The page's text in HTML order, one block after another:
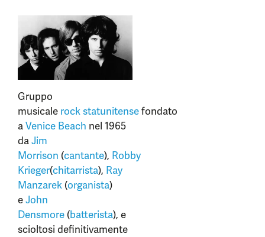
Gruppo
musicale rockstatunitensefondato
aVenice Beach nel 1965
daJim
Morrison (cantante), Robby
Krieger(chitarrista), Ray
Manzarek (organista)
eJohn
Densmore (batterista), e
scioltosi definitivamente